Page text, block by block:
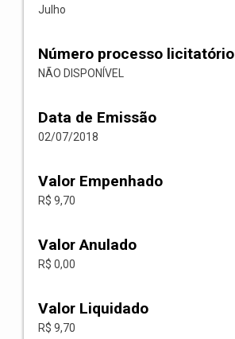
Julho
Número processo licitatório
NÃO DISPONÍVEL
Data de Emissão
02/07/2018
Valor Empenhado
R$ 9,70
Valor Anulado
R$ 0,00
Valor Liquidado
R$ 9,70